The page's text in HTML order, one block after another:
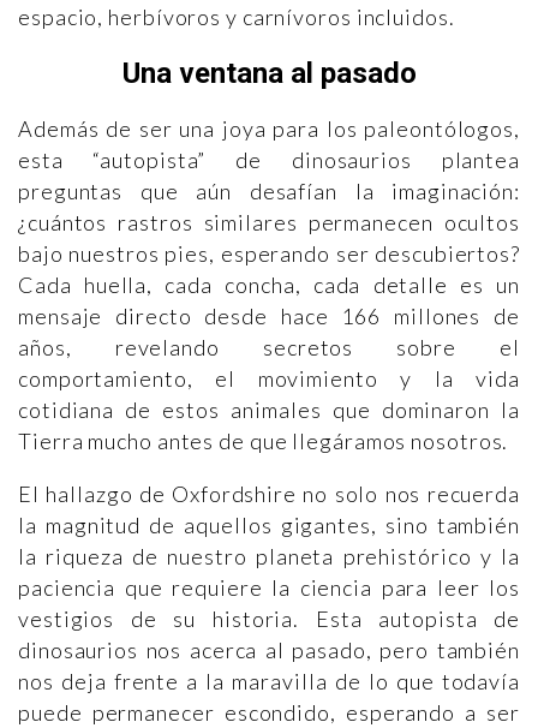
espacio, herbívoros y carnívoros incluidos.
Una ventana al pasado
Además de ser una joya para los paleontólogos,
esta “autopista” de dinosaurios plantea
preguntas que aún desafían la imaginación:
¿cuántos rastros similares permanecen ocultos
bajo nuestros pies, esperando ser descubiertos?
Cada huella, cada concha, cada detalle es un
mensaje directo desde hace 166 millones de
años, revelando secretos sobre el
comportamiento, el movimiento y la vida
cotidiana de estos animales que dominaron la
Tierra mucho antes de que llegáramos nosotros.
El hallazgo de Oxfordshire no solo nos recuerda
la magnitud de aquellos gigantes, sino también
la riqueza de nuestro planeta prehistórico y la
paciencia que requiere la ciencia para leer los
vestigios de su historia. Esta autopista de
dinosaurios nos acerca al pasado, pero también
nos deja frente a la maravilla de lo que todavía
puede permanecer escondido, esperando a ser